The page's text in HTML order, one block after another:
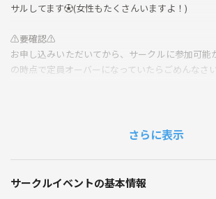
サルしてます⚽️(女性もたくさんいますよ！)
⚠️要確認⚠️
お申し込みいただいてから、サークルに参加可能
の時点で定員オーバーになっていたらごめんなさ
⚠️注意事項⚠️
以下の行為はご遠慮ください。
さらに表示
サークルイベントの基本情報